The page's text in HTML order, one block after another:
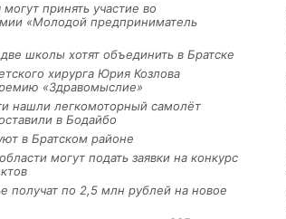
принять участие во
«Молодой предприниматель
школы хотят объединить в Братске
хирурга Юрия Козлова
«Здравомыслие»
нашли легкомоторный самолёт
в Бодайбо
в Братском районе
могут подать заявки на конкурс
получат по 2,5 млн рублей на новое